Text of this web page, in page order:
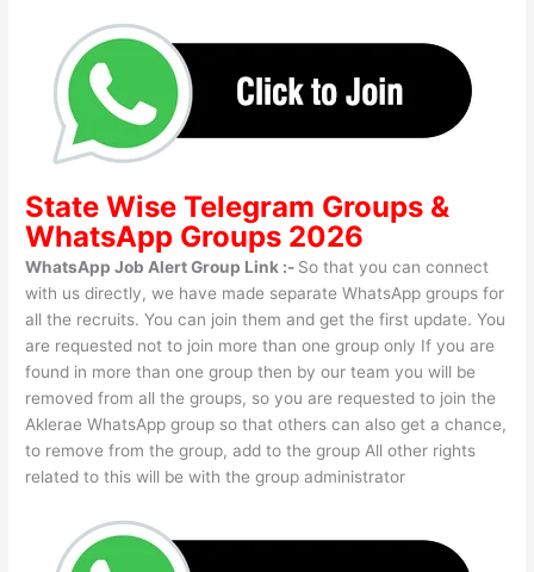
State WiseTelegram Groups &
WhatsApp Groups 2026
WhatsApp Job Alert Group Link :- So that you can connect
with us directly, we have made separate WhatsApp groups for
all the recruits. You can join them and get the first update. You
are requested not to join more than one group only If you are
found in more than one group then by our team you will be
removed from all the groups, so you are requested to join the
Aklerae WhatsApp group so that others can also get a chance,
to remove from the group, add to the group All other rights
related to this will be with the group administrator